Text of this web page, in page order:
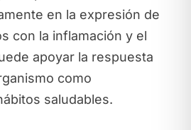
en la expresión de
con la inflamación y el
apoyar la respuesta
como
saludables.